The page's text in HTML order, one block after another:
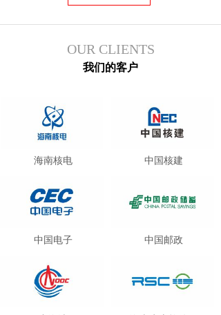
我们的客户
OUR CLIENTS
海南核电 中国核建
中国电子 中国邮政